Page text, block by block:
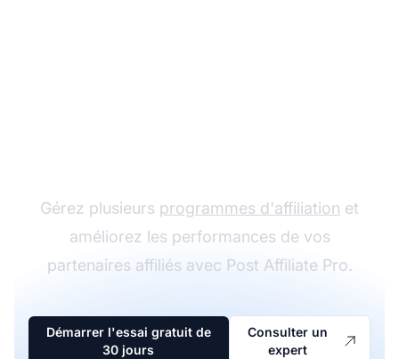
Gérez plusieurs programmes d'affiliation et
améliorez les performances de vos
partenaires affiliés avec Post Affiliate Pro.
Démarrer l'essai gratuit de
30 jours
Consulter un
expert